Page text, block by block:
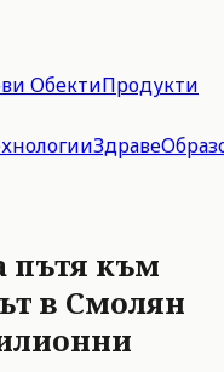
ОбектиПродукти
Здраве
пътя към
в Смолян